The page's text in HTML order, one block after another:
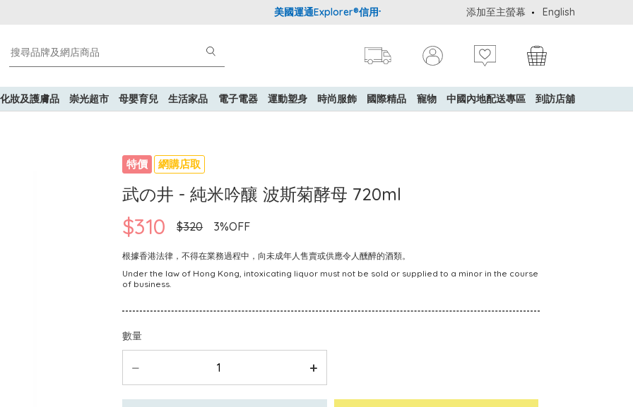
美國運通Explorer®信用卡會員購物禮遇：高達5%簽賬回贈！ 購買一般貨品(冷凍
添加至主螢幕 English
化妝及護膚品 崇光超市 母嬰育兒 生活家品 電子電器 運動塑身 時尚服飾 國際精品 寵物 中國內地配送專區 到訪店舖
特價 網購店取
武の井 - 純米吟釀 波斯菊酵母 720ml
$310 $320 3%OFF
根據香港法律，不得在業務過程中，向未成年人售賣或供應令人醺醉的酒類。
Under the law of Hong Kong, intoxicating liquor must not be sold or supplied to a minor in the course
of business.
數量